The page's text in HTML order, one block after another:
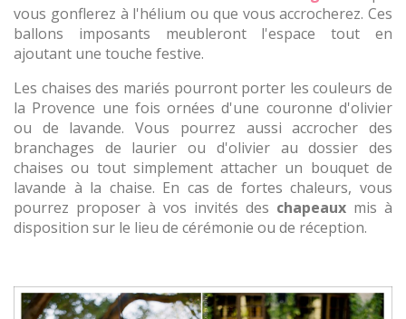
vous gonflerez à l'hélium ou que vous accrocherez. Ces
ballons imposants meubleront l'espace tout en
ajoutant une touche festive.
Les chaises des mariés pourront porter les couleurs de
la Provence une fois ornées d'une couronne d'olivier
ou de lavande. Vous pourrez aussi accrocher des
branchages de laurier ou d'olivier au dossier des
chaises ou tout simplement attacher un bouquet de
lavande à la chaise. En cas de fortes chaleurs, vous
pourrez proposer à vos invités des chapeaux mis à
disposition sur le lieu de cérémonie ou de réception.